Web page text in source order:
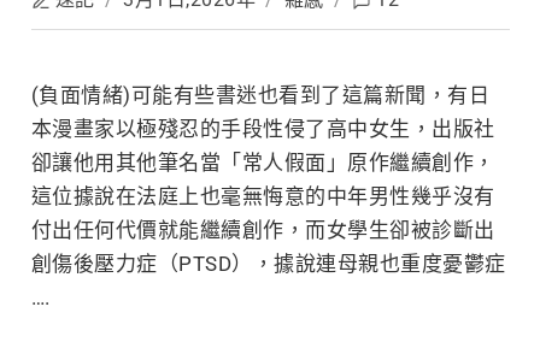
(負面情緒)可能有些書迷也看到了這篇新聞，有日
本漫畫家以極殘忍的手段性侵了高中女生，出版社
卻讓他用其他筆名當「常人假面」原作繼續創作，
這位據說在法庭上也毫無悔意的中年男性幾乎沒有
付出任何代價就能繼續創作，而女學生卻被診斷出
創傷後壓力症（PTSD），據說連母親也重度憂鬱症
….